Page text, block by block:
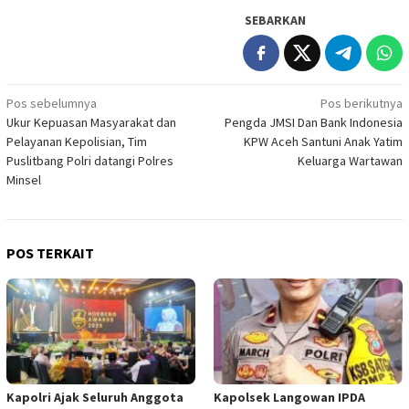
SEBARKAN
Navigasi
pos
Pos sebelumnya
Ukur Kepuasan Masyarakat dan
Pelayanan Kepolisian, Tim
Puslitbang Polri datangi Polres
Minsel
Pos berikutnya
Pengda JMSI Dan Bank Indonesia
KPW Aceh Santuni Anak Yatim
Keluarga Wartawan
POS TERKAIT
Kapolri Ajak Seluruh Anggota
Kapolsek Langowan IPDA